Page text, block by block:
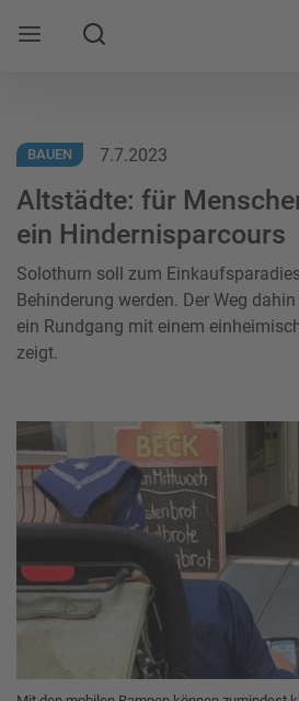
Mobile Navigation öffnen
Suche
BAUEN 7.7.2023
Altstädte: für
ein Hindernisparcours
Solothurn soll zum
Behinderung werden. Der Weg
ein Rundgang mit einem
zeigt.